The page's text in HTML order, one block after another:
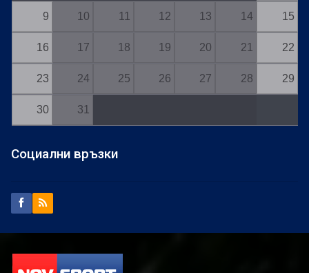
9 10 11 12 13 14 15
16 17 18 19 20 21 22
23 24 25 26 27 28 29
30 31
Социални връзки